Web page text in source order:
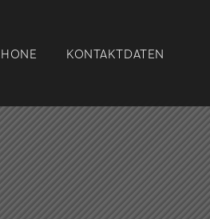
HONE KONTAKTDATEN